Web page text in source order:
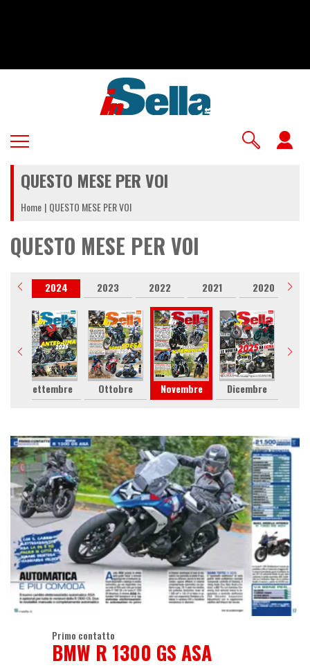
QUESTO MESE PER VOI
Home QUESTO MESE PER VOI
QUESTO MESE PER VOI
2024 2023 2022 2021 2020
Settembre Ottobre Novembre Dicembre
Primo contatto
BMW R 1300 GS ASA